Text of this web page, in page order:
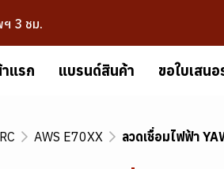
3 ชม.
แรก แบรนด์สินค้า ขอใบเสนอ
AWS E70XX ลวดเชื่อมไฟฟ้า